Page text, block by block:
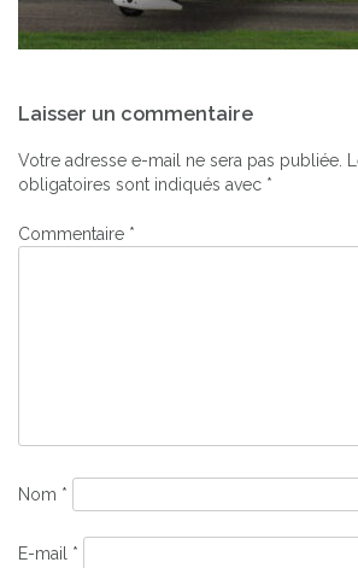
de
l’article
Laisser un commentaire
Votre adresse e-mail ne sera pas publiée.
obligatoires sont indiqués avec *
Commentaire *
Nom *
E-mail *